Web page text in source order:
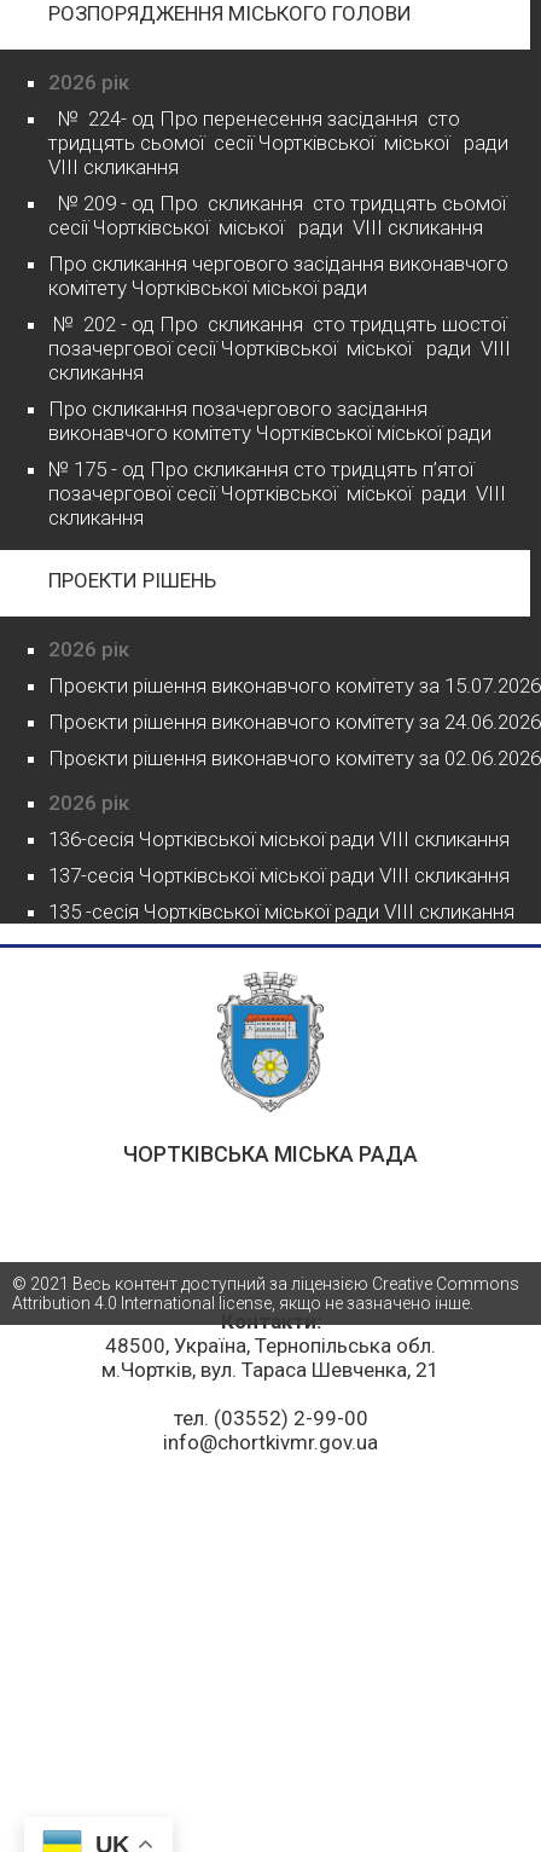
РОЗПОРЯДЖЕННЯ МІСЬКОГО ГОЛОВИ
2026 рік
№ 224- од Про перенесення засідання сто
тридцять сьомої сесії Чортківської міської ради
VІІІ скликання
№ 209 - од Про скликання сто тридцять сьомої
сесії Чортківської міської ради VІІІ скликання
Про скликання чергового засідання виконавчого
комітету Чортківської міської ради
№ 202 - од Про скликання сто тридцять шостої
позачергової сесії Чортківської міської ради VІІІ
скликання
Про скликання позачергового засідання
виконавчого комітету Чортківської міської ради
№ 175 - од Про скликання сто тридцять п’ятої
позачергової сесії Чортківської міської ради VІІІ
скликання
ПРОЕКТИ РІШЕНЬ
2026 рік
Проєкти рішення виконавчого комітету за 15.07.2026
Проєкти рішення виконавчого комітету за 24.06.2026
Проєкти рішення виконавчого комітету за 02.06.2026
2026 рік
136-сесія Чортківської міської ради VIII скликання
137-сесія Чортківської міської ради VIII скликання
135 -сесія Чортківської міської ради VIII скликання
ЧОРТКІВСЬКА МІСЬКА РАДА
Контакти:
48500, Україна, Тернопільська обл.
м.Чортків, вул. Тараса Шевченка, 21
тел. (03552) 2-99-00
info@chortkivmr.gov.ua
© 2021 Весь контент доступний за ліцензією Creative Commons
Attribution 4.0 International license, якщо не зазначено інше.
UK